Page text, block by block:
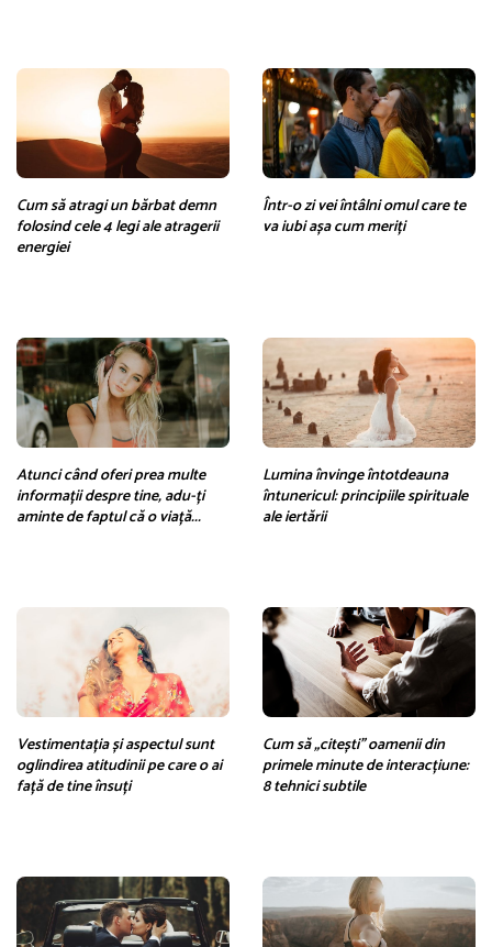
Cum să atragi un bărbat demn
folosind cele 4 legi ale atragerii
energiei
Într-o zi vei întâlni omul care te
va iubi așa cum meriți
Atunci când oferi prea multe
informații despre tine, adu-ți
aminte de faptul că o viață...
Lumina învinge întotdeauna
întunericul: principiile spirituale
ale iertării
Vestimentația și aspectul sunt
oglindirea atitudinii pe care o ai
față de tine însuți
Cum să „citești” oamenii din
primele minute de interacțiune:
8 tehnici subtile